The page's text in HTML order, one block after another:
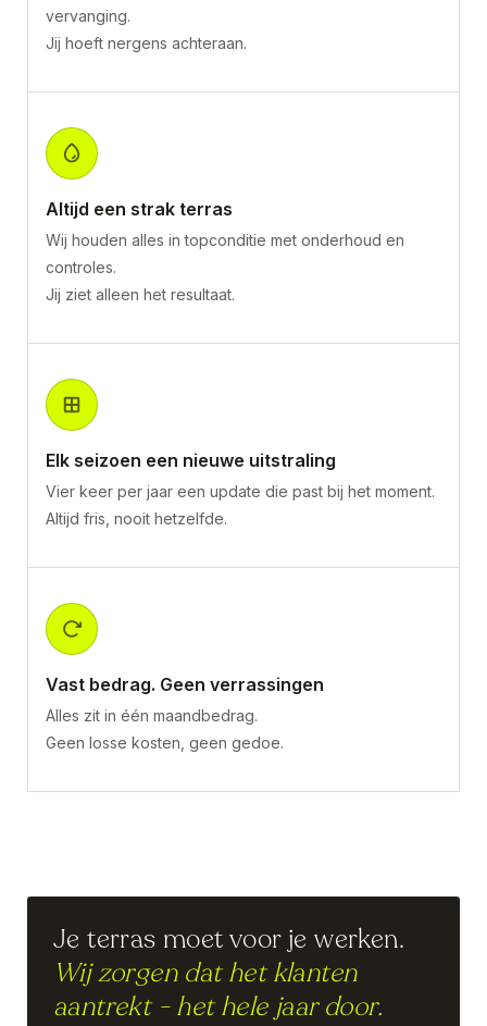
vervanging.
Jij hoeft nergens achteraan.
Altijd een strak terras
Wij houden alles in topconditie met onderhoud en
controles.
Jij ziet alleen het resultaat.
Elk seizoen een nieuwe uitstraling
Vier keer per jaar een update die past bij het moment.
Altijd fris, nooit hetzelfde.
Vast bedrag. Geen verrassingen
Alles zit in één maandbedrag.
Geen losse kosten, geen gedoe.
Je terras moet voor je werken.
Wij zorgen dat het klanten
aantrekt - het hele jaar door.